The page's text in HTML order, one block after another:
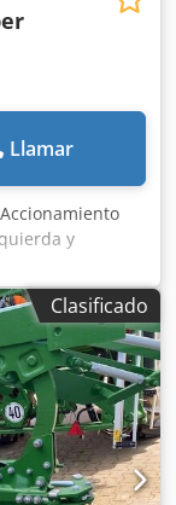
Llamar
y
y derecha
izquierda y
tubular,
para sistema
Tzwofx Akwokr
Clasificado